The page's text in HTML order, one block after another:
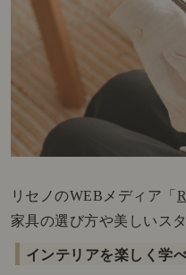
リセノのWEBメディア「
家具の選び方や美しいス
インテリアを楽しく学